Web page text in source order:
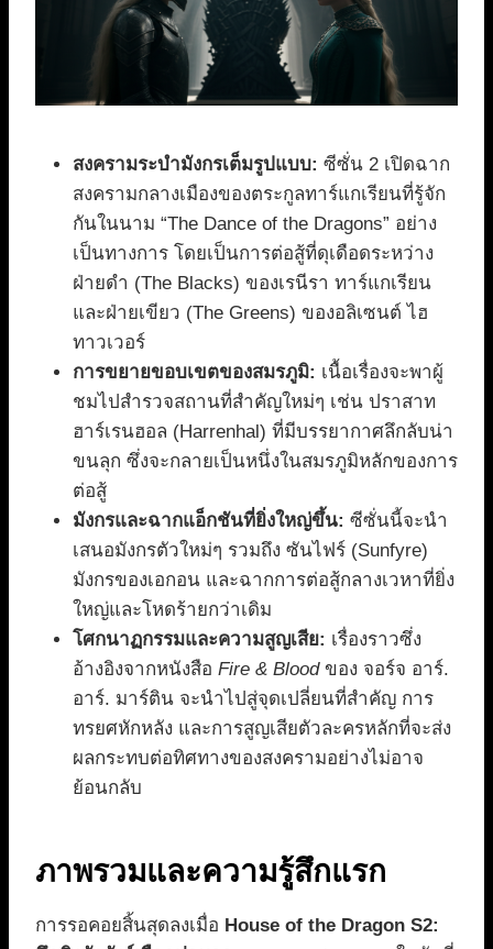
สงครามระบำมังกรเต็มรูปแบบ: ซีซั่น 2 เปิดฉาก
สงครามกลางเมืองของตระกูลทาร์แกเรียนที่รู้จัก
กันในนาม “The Dance of the Dragons” อย่าง
เป็นทางการ โดยเป็นการต่อสู้ที่ดุเดือดระหว่าง
ฝ่ายดำ (The Blacks) ของเรนีรา ทาร์แกเรียน
และฝ่ายเขียว (The Greens) ของอลิเซนต์ ไฮ
ทาวเวอร์
การขยายขอบเขตของสมรภูมิ: เนื้อเรื่องจะพาผู้
ชมไปสำรวจสถานที่สำคัญใหม่ๆ เช่น ปราสาท
ฮาร์เรนฮอล (Harrenhal) ที่มีบรรยากาศลึกลับน่า
ขนลุก ซึ่งจะกลายเป็นหนึ่งในสมรภูมิหลักของการ
ต่อสู้
มังกรและฉากแอ็กชันที่ยิ่งใหญ่ขึ้น: ซีซั่นนี้จะนำ
เสนอมังกรตัวใหม่ๆ รวมถึง ซันไฟร์ (Sunfyre)
มังกรของเอกอน และฉากการต่อสู้กลางเวหาที่ยิ่ง
ใหญ่และโหดร้ายกว่าเดิม
โศกนาฏกรรมและความสูญเสีย: เรื่องราวซึ่ง
อ้างอิงจากหนังสือ Fire & Bloodของ จอร์จ อาร์.
อาร์. มาร์ติน จะนำไปสู่จุดเปลี่ยนที่สำคัญ การ
ทรยศหักหลัง และการสูญเสียตัวละครหลักที่จะส่ง
ผลกระทบต่อทิศทางของสงครามอย่างไม่อาจ
ย้อนกลับ
ภาพรวมและความรู้สึกแรก
การรอคอยสิ้นสุดลงเมื่อ House of the Dragon S2: